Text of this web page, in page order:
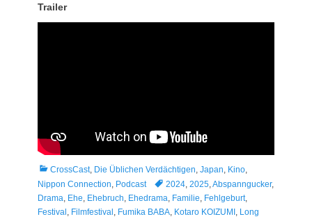
Trailer
Kategorien
CrossCast, Die Üblichen Verdächtigen, Japan, Kino,
Nippon Connection, Podcast Tags2024, 2025,Abspanngucker,
Drama, Ehe, Ehebruch, Ehedrama, Familie, Fehlgeburt,
Festival, Filmfestival, Fumika BABA, Kotaro KOIZUMI, Long